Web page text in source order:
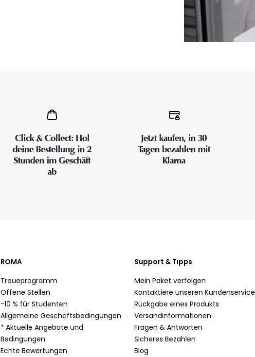
Click & Collect: Hol
deine Bestellung in 2
Stunden im Geschäft
ab
Jetzt kaufen, in 30
Tagen bezahlen mit
Klarna
ROMA
Treueprogramm
Offene Stellen
-10 % für Studenten
Allgemeine Geschäftsbedingungen
* Aktuelle Angebote und
Bedingungen
Echte Bewertungen
Support & Tipps
Mein Paket verfolgen
Kontaktiere unseren Kundenservice
Rückgabe eines Produkts
Versandinformationen
Fragen & Antworten
Sicheres Bezahlen
Blog